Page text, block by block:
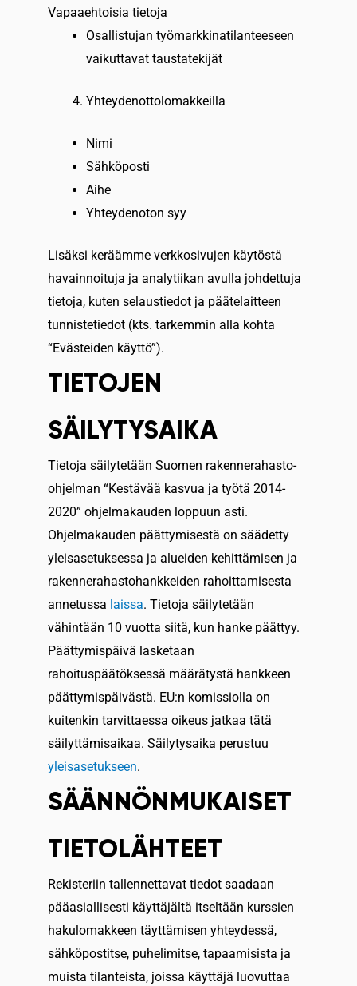
Vapaaehtoisia tietoja
Osallistujan työmarkkinatilanteeseen
vaikuttavat taustatekijät
Yhteydenottolomakkeilla
Nimi
Sähköposti
Aihe
Yhteydenoton syy
Lisäksi keräämme verkkosivujen käytöstä
havainnoituja ja analytiikan avulla johdettuja
tietoja, kuten selaustiedot ja päätelaitteen
tunnistetiedot (kts. tarkemmin alla kohta
“Evästeiden käyttö”).
TIETOJEN
SÄILYTYSAIKA
Tietoja säilytetään Suomen rakennerahasto-
ohjelman “Kestävää kasvua ja työtä 2014-
2020” ohjelmakauden loppuun asti.
Ohjelmakauden päättymisestä on säädetty
yleisasetuksessa ja alueiden kehittämisen ja
rakennerahastohankkeiden rahoittamisesta
annetussa laissa. Tietoja säilytetään
vähintään 10 vuotta siitä, kun hanke päättyy.
Päättymispäivä lasketaan
rahoituspäätöksessä määrätystä hankkeen
päättymispäivästä. EU:n komissiolla on
kuitenkin tarvittaessa oikeus jatkaa tätä
säilyttämisaikaa. Säilytysaika perustuu
yleisasetukseen.
SÄÄNNÖNMUKAISET
TIETOLÄHTEET
Rekisteriin tallennettavat tiedot saadaan
pääasiallisesti käyttäjältä itseltään kurssien
hakulomakkeen täyttämisen yhteydessä,
sähköpostitse, puhelimitse, tapaamisista ja
muista tilanteista, joissa käyttäjä luovuttaa